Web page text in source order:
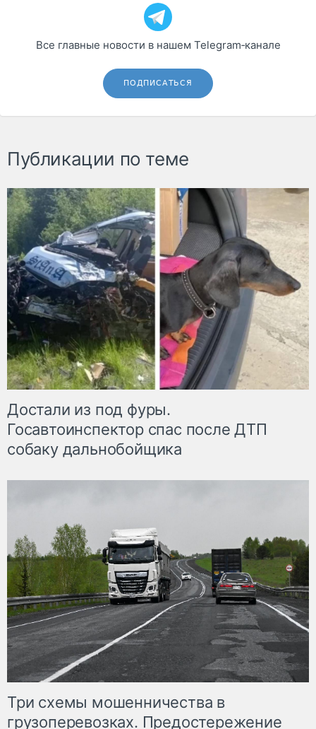
Все главные новости в нашем Telegram‑канале
ПОДПИСАТЬСЯ
Публикации по теме
Достали из под фуры.
Госавтоинспектор спас после ДТП
собаку дальнобойщика
Три схемы мошенничества в
грузоперевозках. Предостережение